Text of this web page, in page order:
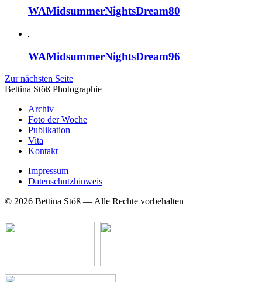
WAMidsummerNightsDream80
WAMidsummerNightsDream96
Zur nächsten Seite
Bettina Stöß Photographie
Archiv
Foto der Woche
Publikation
Vita
Kontakt
Impressum
Datenschutzhinweis
© 2026 Bettina Stöß — Alle Rechte vorbehalten